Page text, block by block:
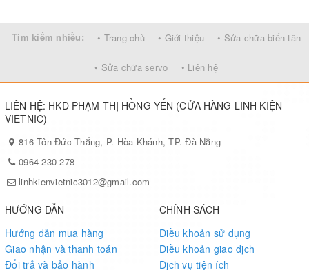
Tìm kiếm nhiều: • Trang chủ • Giới thiệu • Sửa chữa biến tần
• Sửa chữa servo • Liên hệ
LIÊN HỆ: HKD PHẠM THỊ HỒNG YẾN (CỬA HÀNG LINH KIỆN
VIETNIC)
816 Tôn Đức Thắng, P. Hòa Khánh, TP. Đà Nẵng
0964-230-278
linhkienvietnic3012@gmail.com
HƯỚNG DẪN
Hướng dẫn mua hàng
Giao nhận và thanh toán
Đổi trả và bảo hành
CHÍNH SÁCH
Điều khoản sử dụng
Điều khoản giao dịch
Dịch vụ tiện ích